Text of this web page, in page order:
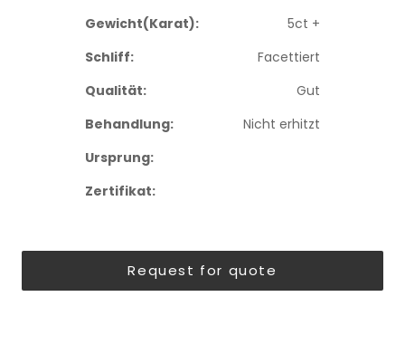
Gewicht(Karat):
5ct +
Schliff:
Facettiert
Qualität:
Gut
Behandlung:
Nicht erhitzt
Ursprung:
Zertifikat:
Request for quote